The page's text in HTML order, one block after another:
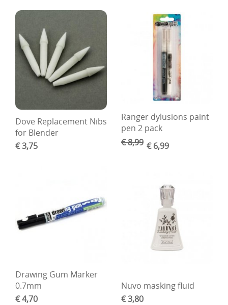
Dove Replacement Nibs
for Blender
€ 3,75
Ranger dylusions paint
pen 2 pack
€ 8,99 € 6,99
Drawing Gum Marker
0.7mm
€ 4,70
Nuvo masking fluid
€ 3,80